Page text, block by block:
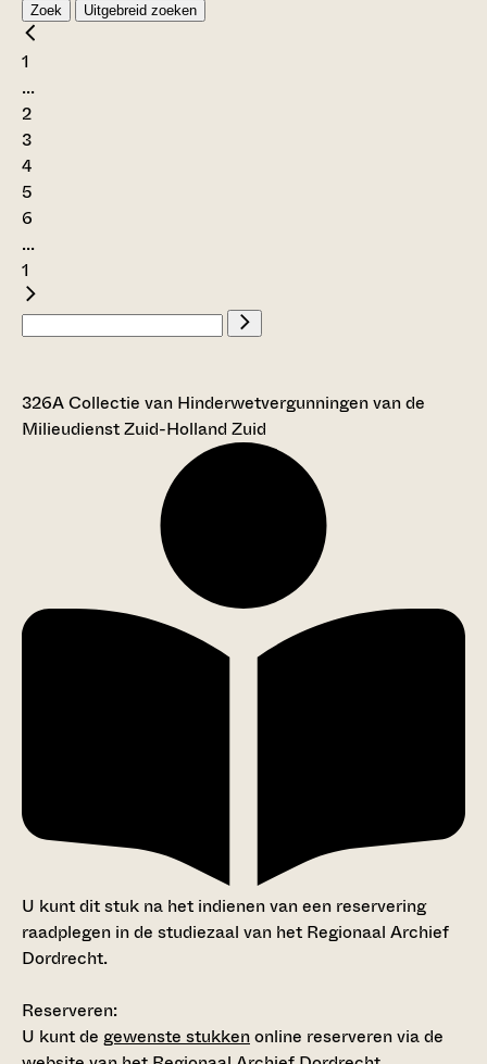
Zoek Uitgebreid zoeken
1
...
2
3
4
5
6
...
1
326A Collectie van Hinderwetvergunningen van de
Milieudienst Zuid-Holland Zuid
U kunt dit stuk na het indienen van een reservering
raadplegen in de studiezaal van het Regionaal Archief
Dordrecht.
Reserveren:
U kunt de gewenste stukkenonline reserveren via de